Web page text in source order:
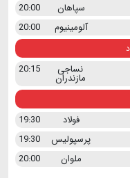
سپاهان
20:00
آلومینیوم 20:00
نساجی
مازندران
20:15
فولاد
19:30
پرسپولیس
19:30
ملوان 20:00